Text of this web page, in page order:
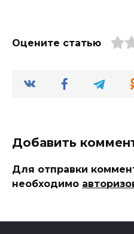
Оцените статью
Добавить
Для отправки
необходимо